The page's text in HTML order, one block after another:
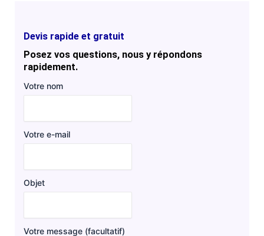
Devis rapide et gratuit
Posez vos questions, nous y répondons
rapidement.
Votre nom
Votre e-mail
Objet
Votre message (facultatif)